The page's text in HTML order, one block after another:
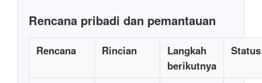
Rencana pribadi dan pemantauan
Rencana Rincian
Langkah
berikutnya
Status